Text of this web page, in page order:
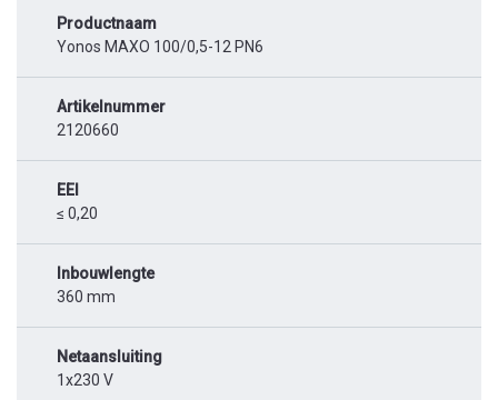
Productnaam
Yonos MAXO 100/0,5-12 PN6
Artikelnummer
2120660
EEI
≤ 0,20
Inbouwlengte
360 mm
Netaansluiting
1x230 V